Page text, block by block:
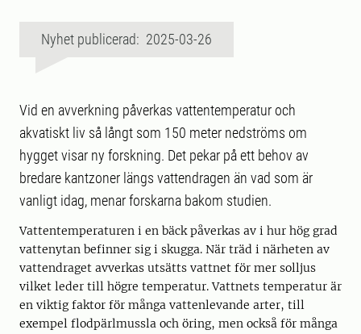
Nyhet publicerad: 2025-03-26
Vid en avverkning påverkas vattentemperatur och
akvatiskt liv så långt som 150 meter nedströms om
hygget visar ny forskning. Det pekar på ett behov av
bredare kantzoner längs vattendragen än vad som är
vanligt idag, menar forskarna bakom studien.
Vattentemperaturen i en bäck påverkas av i hur hög grad
vattenytan befinner sig i skugga. När träd i närheten av
vattendraget avverkas utsätts vattnet för mer solljus
vilket leder till högre temperatur. Vattnets temperatur är
en viktig faktor för många vattenlevande arter, till
exempel flodpärlmussla och öring, men också för många